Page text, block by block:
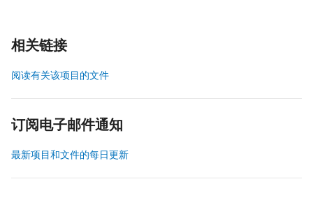
相关链接
阅读有关该项目的文件
订阅电子邮件通知
最新项目和文件的每日更新